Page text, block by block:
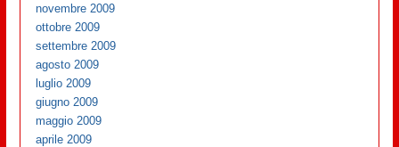
novembre 2009
ottobre 2009
settembre 2009
agosto 2009
luglio 2009
giugno 2009
maggio 2009
aprile 2009